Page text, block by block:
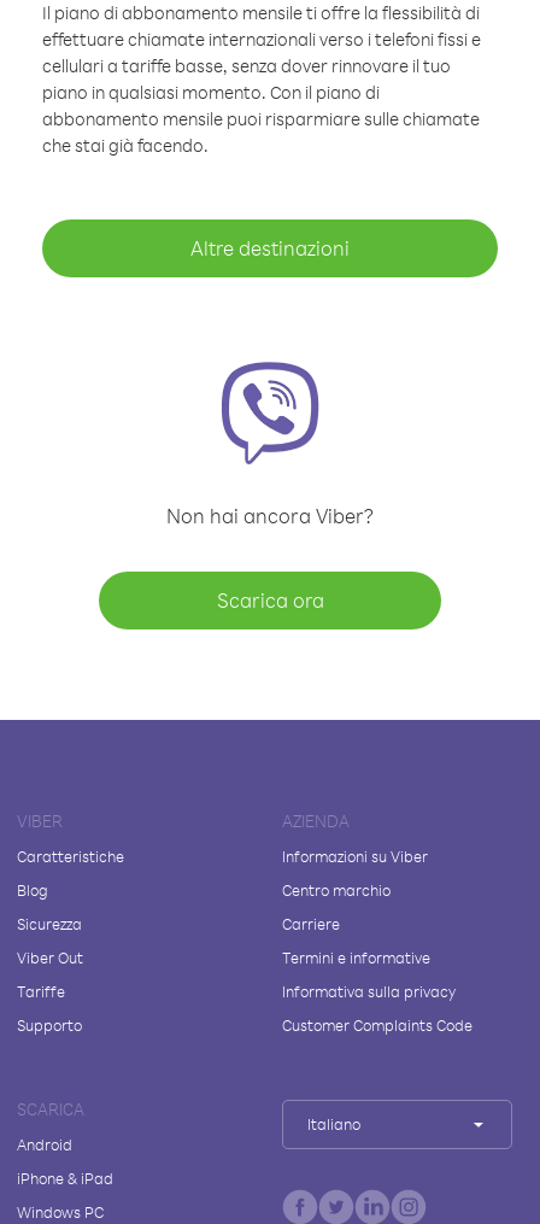
Il piano di abbonamento mensile ti offre la flessibilità di
effettuare chiamate internazionali verso i telefoni fissi e
cellulari a tariffe basse, senza dover rinnovare il tuo
piano in qualsiasi momento. Con il piano di
abbonamento mensile puoi risparmiare sulle chiamate
che stai già facendo.
Altre destinazioni
Non hai ancora Viber?
Scarica ora
VIBER
Caratteristiche
Blog
Sicurezza
Viber Out
Tariffe
Supporto
AZIENDA
Informazioni su Viber
Centro marchio
Carriere
Termini e informative
Informativa sulla privacy
Customer Complaints Code
SCARICA
Android
iPhone & iPad
Windows PC
Italiano